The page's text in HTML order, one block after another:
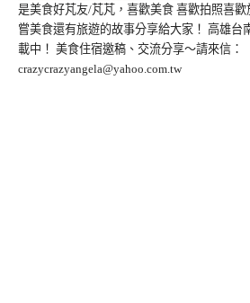
是美食好芃友/芃芃，喜歡美食 喜歡拍照喜
嘗美食還有旅遊的故事分享給大家！ 高雄台
載中！ 美食住宿邀稿、交流分享～請來信：
crazycrazyangela@yahoo.com.tw